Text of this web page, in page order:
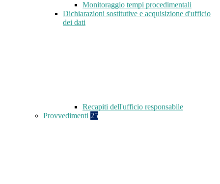
Monitoraggio tempi procedimentali
Dichiarazioni sostitutive e acquisizione d'ufficio
dei dati
Recapiti dell'ufficio responsabile
Provvedimenti 25